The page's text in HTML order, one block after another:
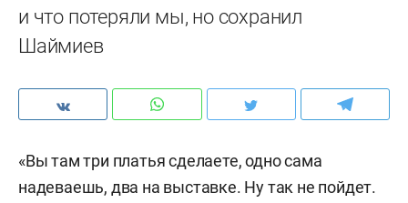
и что потеряли мы, но сохранил
Шаймиев
«Вы там три платья сделаете, одно сама
надеваешь, два на выставке. Ну так не пойдет.